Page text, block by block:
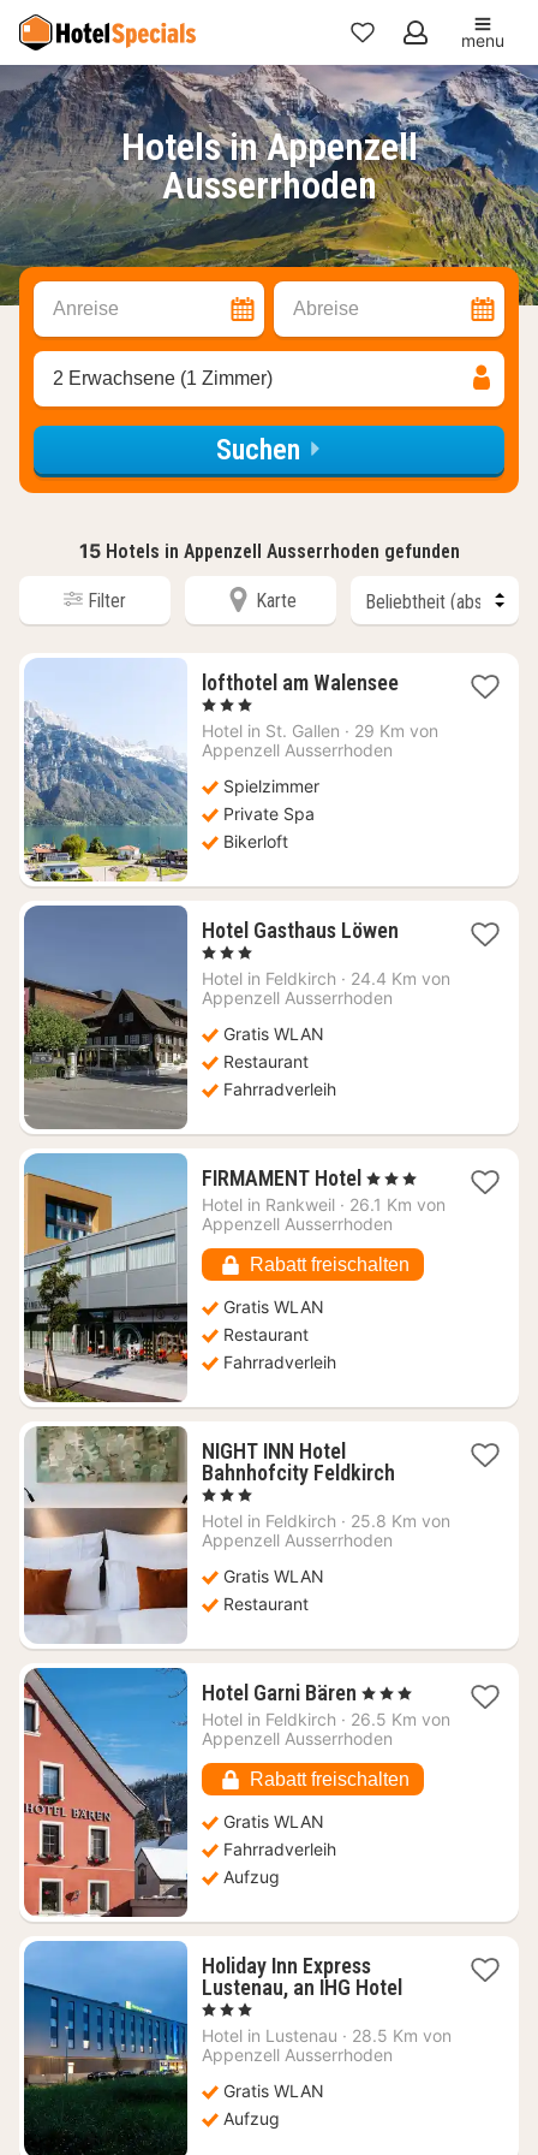
Meine
Favoriten
menu
Hotels in Appenzell
Ausserrhoden
Anreise Abreise
2 Erwachsene (1 Zimmer)
Suchen
15 Hotels in Appenzell Ausserrhoden gefunden
Filter Karte
lofthotel am Walensee1
ab
, 3 Sterne
Hotel in St. Gallen · 29 Km von
Appenzell Ausserrhoden
Spielzimmer
Private Spa
Bikerloft
Hotel Gasthaus Löwen1
ab
, 3 Sterne
Hotel in Feldkirch · 24.4 Km von
Appenzell Ausserrhoden
Gratis WLAN
Restaurant
Fahrradverleih
FIRMAMENT Hotel 1
Nacht
ab
€
, 3 Sterne
Hotel in Rankweil · 26.1 Km von
Appenzell Ausserrhoden
Rabatt freischalten
Gratis WLAN
Restaurant
Fahrradverleih
NIGHT INN Hotel
Bahnhofcity Feldkirch1
ab
, 3 Sterne
Hotel in Feldkirch · 25.8 Km von
Appenzell Ausserrhoden
Gratis WLAN
Restaurant
Hotel Garni Bären 1
Nacht
ab
€
, 3 Sterne
Hotel in Feldkirch · 26.5 Km von
Appenzell Ausserrhoden
Rabatt freischalten
Gratis WLAN
Fahrradverleih
Aufzug
Holiday Inn Express
Lustenau, an IHG Hotel1
ab
, 3 Sterne
Hotel in Lustenau · 28.5 Km von
Appenzell Ausserrhoden
Gratis WLAN
Aufzug